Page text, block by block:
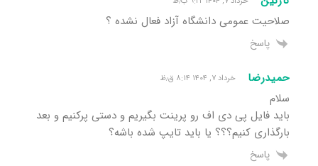
صلاحیت عمومی دانشگاه آزاد فعال نشده ؟
پاسخ
حمیدرضا خرداد ۷, ۱۴۰۴ ۸:۱۴ ق٫ظ
سلام
باید فایل پی دی اف رو پرینت بگیریم و دستی پرکنیم و بعد
بارگذاری کنیم؟؟؟ یا باید تایپ شده باشه؟
پاسخ